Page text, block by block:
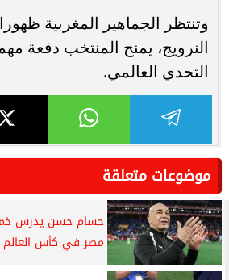
وتنتظر الجماهير المغربية
النرويج، يمنح المنتخب دفعة
التحدي العالمي.
موضوعات متعلقة
حسام حسن يدرس
مصر في كأس العالم 2026